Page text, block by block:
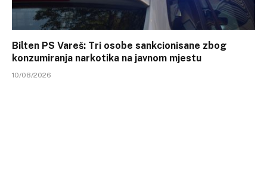
Bilten PS Vareš: Tri osobe sankcionisane zbog
konzumiranja narkotika na javnom mjestu
10/08/2026